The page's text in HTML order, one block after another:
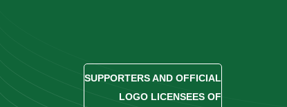
SUPPORTERS AND OFFICIAL
LOGO LICENSEES OF